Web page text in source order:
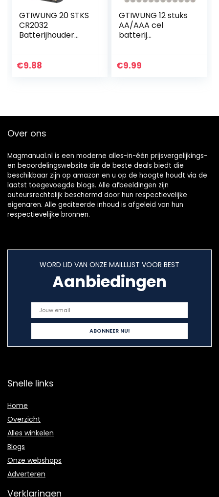
GTIWUNG 20 STKS
CR2032
Batterijhouder
Houder Case Box
€9.88
GTIWUNG 12 stuks
AA/AAA cel
batterij
plastic batterij
€9.99
Over ons
Magmanual.nl is een moderne alles-in-één prijsvergelijkings-
en beoordelingswebsite die de beste deals biedt die
beschikbaar zijn op amazon en u op de hoogte houdt via de
laatst toegevoegde blogs. Alle afbeeldingen zijn
auteursrechtelijk beschermd door hun respectievelijke
eigenaren. Alle geciteerde inhoud is afgeleid van hun
respectievelijke bronnen.
WORD LID VAN ONZE MAILLIJST VOOR BEST
Aanbiedingen
Snelle links
Home
Overzicht
Alles winkelen
Blogs
Onze webshops
Adverteren
Verklaringen